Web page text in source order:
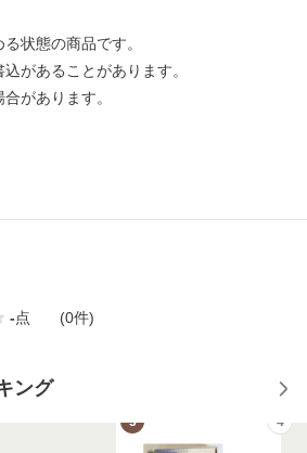
状態の商品です。
あることがあります。
があります。
-点 (0件)
ング
3 4